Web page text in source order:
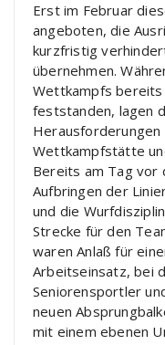
Erst im Februar
angeboten, die
kurzfristig
übernehmen.
Wettkampfs
feststanden, lagen
Wettkampfstätte
Bereits am Tag
Aufbringen der
und die
Strecke für den
waren Anlaß für
Arbeitseinsatz, bei
Seniorensportler
neuen
mit einem ebenen